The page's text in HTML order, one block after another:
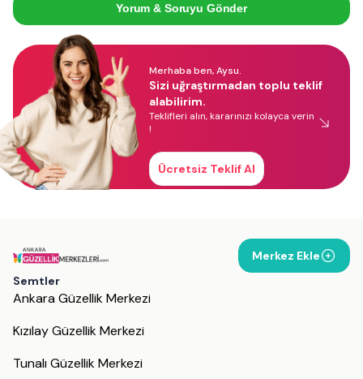
Yorum & Soruyu Gönder
Merhaba ben, Aysu.
Sizi uğraştırmadan toplu teklif
alabilirim.
Teklifleri alın, kararınızı kolayca verin
!
Ücretsiz Teklif Al
Merkez Ekle
Semtler
Ankara Güzellik Merkezi
Kızılay Güzellik Merkezi
Tunalı Güzellik Merkezi